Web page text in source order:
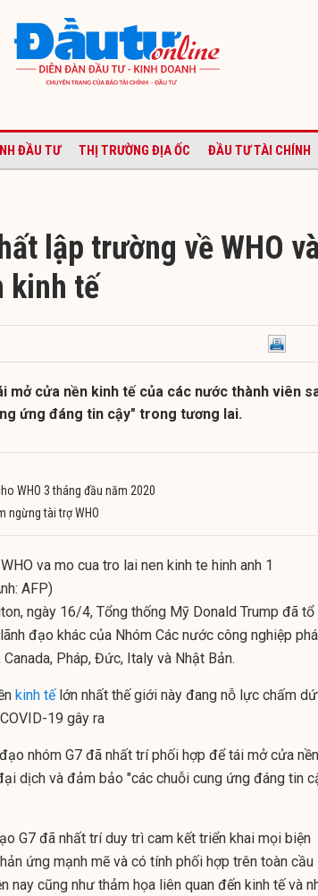
ĐẦU TƯ THỊ TRƯỜNG ĐỊA ỐC ĐẦU TƯ TÀI CHÍNH
lập trường về WHO
kinh tế
mở cửa nền kinh tế của các nước thành viên
ứng đáng tin cậy" trong tương lai.
WHO 3 tháng đầu năm 2020
ngừng tài trợ WHO
AFP)
ngày 16/4, Tổng thống Mỹ Donald Trump đã tổ
đạo khác của Nhóm Các nước công nghiệp
Pháp, Đức, Italy và Nhật Bản.
kinh tếlớn nhất thế giới này đang nỗ lực chấm
19 gây ra
nhóm G7 đã nhất trí phối hợp để tái mở cửa nền
dịch và đảm bảo "các chuỗi cung ứng đáng tin
G7 đã nhất trí duy trì cam kết triển khai mọi biện
ứng mạnh mẽ và có tính phối hợp trên toàn cầu
nay cũng như thảm họa liên quan đến kinh tế và